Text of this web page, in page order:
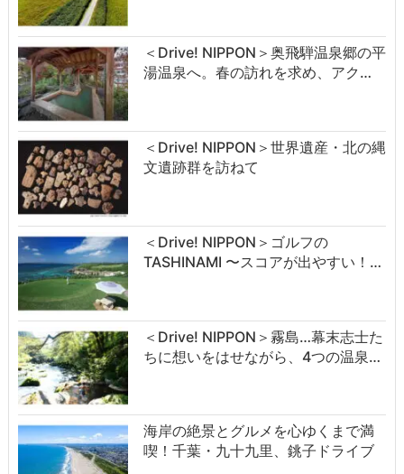
＜Drive! NIPPON＞奥飛騨温泉郷の平
湯温泉へ。春の訪れを求め、アク…
＜Drive! NIPPON＞世界遺産・北の縄
文遺跡群を訪ねて
＜Drive! NIPPON＞ゴルフの
TASHINAMI 〜スコアが出やすい！…
＜Drive! NIPPON＞霧島…幕末志士た
ちに想いをはせながら、4つの温泉…
海岸の絶景とグルメを心ゆくまで満
喫！千葉・九十九里、銚子ドライブ